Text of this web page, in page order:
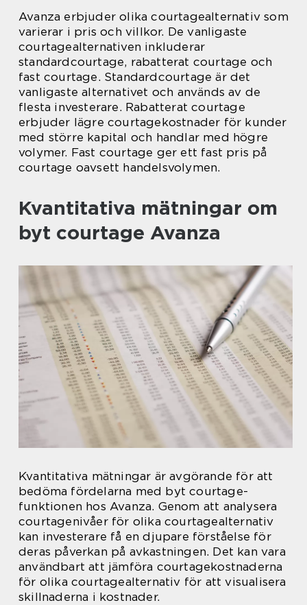
Avanza erbjuder olika courtagealternativ som
varierar i pris och villkor. De vanligaste
courtagealternativen inkluderar
standardcourtage, rabatterat courtage och
fast courtage. Standardcourtage är det
vanligaste alternativet och används av de
flesta investerare. Rabatterat courtage
erbjuder lägre courtagekostnader för kunder
med större kapital och handlar med högre
volymer. Fast courtage ger ett fast pris på
courtage oavsett handelsvolymen.
Kvantitativa mätningar om
byt courtage Avanza
Kvantitativa mätningar är avgörande för att
bedöma fördelarna med byt courtage-
funktionen hos Avanza. Genom att analysera
courtagenivåer för olika courtagealternativ
kan investerare få en djupare förståelse för
deras påverkan på avkastningen. Det kan vara
användbart att jämföra courtagekostnaderna
för olika courtagealternativ för att visualisera
skillnaderna i kostnader.